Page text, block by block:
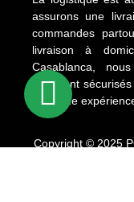
assurons une
commandes
livraison à
Casablanca,
paiement
pour une
Copyright © 2025